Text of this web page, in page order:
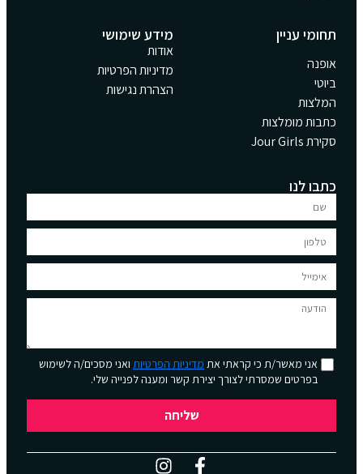
תחומי עניין
אופנה
ביוטי
המלצות
כתבות מומלצות
סקירת Jour Girls
מידע שימושי
אודות
מדיניות הפרטיות
הצהרת נגישות
כתבו לנו
אני מאשר/ת כי קראתי אתמדיניות הפרטיותואני מסכים/ה לשימוש
בפרטים שמסרתי לצורך יצירת קשר ומענה לפנייה שלי.
שליחה